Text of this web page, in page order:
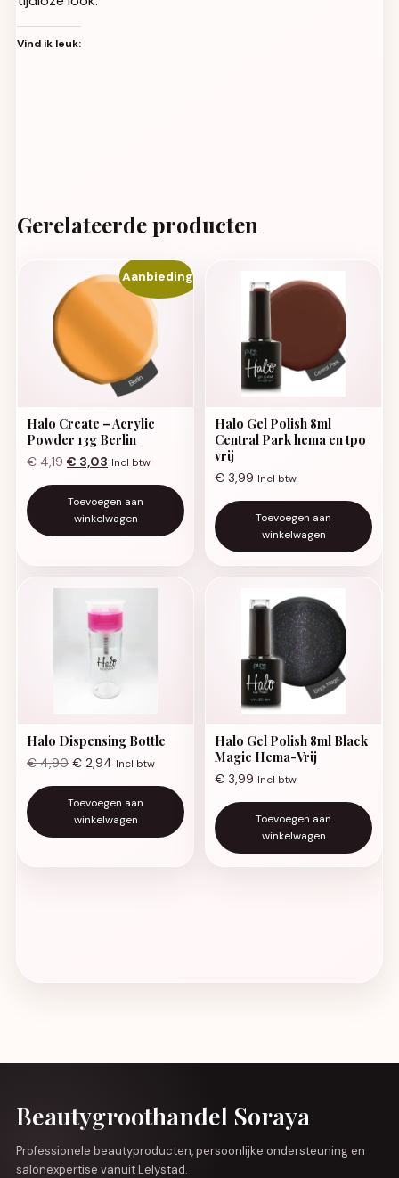
Vind ik leuk:
Gerelateerde producten
Aanbieding!
Halo Create – Acrylic
Powder 13g Berlin
€4,19 Oorspronkelijke prijs was: € 4,19.
€ 3,03 Huidige prijs is: € 3,03.
Incl btw
Toevoegen aan
winkelwagen
Halo Gel Polish 8ml
Central Park hema en tpo
vrij
€ 3,99 Incl btw
Toevoegen aan
winkelwagen
Halo Dispensing Bottle
€4,90 € 2,94 Incl btw
Toevoegen aan
winkelwagen
Halo Gel Polish 8ml Black
Magic Hema-Vrij
€ 3,99 Incl btw
Toevoegen aan
winkelwagen
Beautygroothandel Soraya
Professionele beautyproducten, persoonlijke ondersteuning en
salonexpertise vanuit Lelystad.